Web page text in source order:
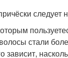
следует
стали